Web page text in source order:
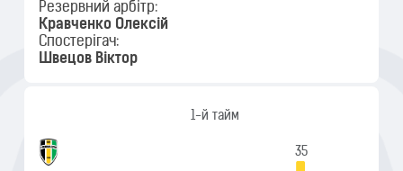
Резервний арбітр:
Кравченко Олексій
Спостерігач:
Швецов Віктор
1-й тайм
35